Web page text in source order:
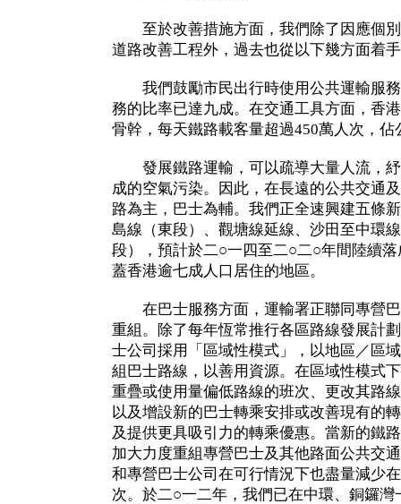
至於改善措施方面，我們除了因應個別
道路改善工程外，過去也從以下幾方面着
我們鼓勵市民出行時使用公共運輸服務
務的比率已達九成。在交通工具方面，香
骨幹，每天鐵路載客量超過450萬人次，
發展鐵路運輸，可以疏導大量人流，紓
成的空氣污染。因此，在長遠的公共交通
路為主，巴士為輔。我們正全速興建五條
島線（東段）、觀塘線延線、沙田至中環
段），預計於二○一四至二○二○年間陸續
蓋香港逾七成人口居住的地區。
在巴士服務方面，運輸署正聯同專營巴
重組。除了每年恆常推行各區路線發展計
士公司採用「區域性模式」，以地區／區
組巴士路線，以善用資源。在區域性模式
重疊或使用量偏低路線的班次、更改其路
以及增設新的巴士轉乘安排或改善現有的
及提供更具吸引力的轉乘優惠。當新的鐵
加大力度重組專營巴士及其他路面公共交
和專營巴士公司在可行情況下也盡量減少
次。於二○一二年，我們已在中環、銅鑼